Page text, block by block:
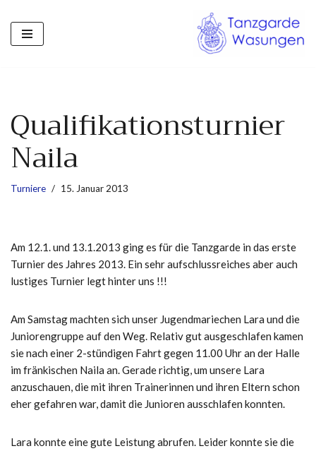
Zum
Qualifikationsturnier
Naila
Turniere 15. Januar 2013
Am 12.1. und 13.1.2013 ging es für die Tanzgarde in das erste
Turnier des Jahres 2013. Ein sehr aufschlussreiches aber auch
lustiges Turnier legt hinter uns !!!
Am Samstag machten sich unser Jugendmariechen Lara und die
Juniorengruppe auf den Weg. Relativ gut ausgeschlafen kamen
sie nach einer 2-stündigen Fahrt gegen 11.00 Uhr an der Halle
im fränkischen Naila an. Gerade richtig, um unsere Lara
anzuschauen, die mit ihren Trainerinnen und ihren Eltern schon
eher gefahren war, damit die Junioren ausschlafen konnten.
Lara konnte eine gute Leistung abrufen. Leider konnte sie die